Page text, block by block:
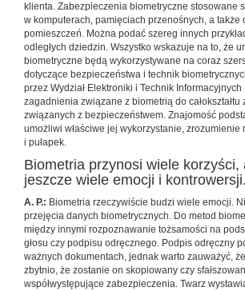
klienta. Zabezpieczenia biometryczne stosowane
w komputerach, pamięciach przenośnych, a także
pomieszczeń. Można podać szereg innych
odległych dziedzin. Wszystko wskazuje na to, że
biometryczne będą wykorzystywane na coraz
dotyczące bezpieczeństwa i technik
przez Wydział Elektroniki i Technik Informacyjnych
zagadnienia związane z biometrią do całokształtu
związanych z bezpieczeństwem. Znajomość
umożliwi właściwe jej wykorzystanie, zrozumienie
i pułapek.
Biometria przynosi wiele korzyści,
jeszcze wiele emocji i
A. P.: Biometria rzeczywiście budzi wiele emocji.
przejęcia danych biometrycznych. Do metod
między innymi rozpoznawanie tożsamości na
głosu czy podpisu odręcznego. Podpis odręczny
ważnych dokumentach, jednak warto zauważyć,
zbytnio, że zostanie on skopiowany czy
współwystępujące zabezpieczenia. Twarz